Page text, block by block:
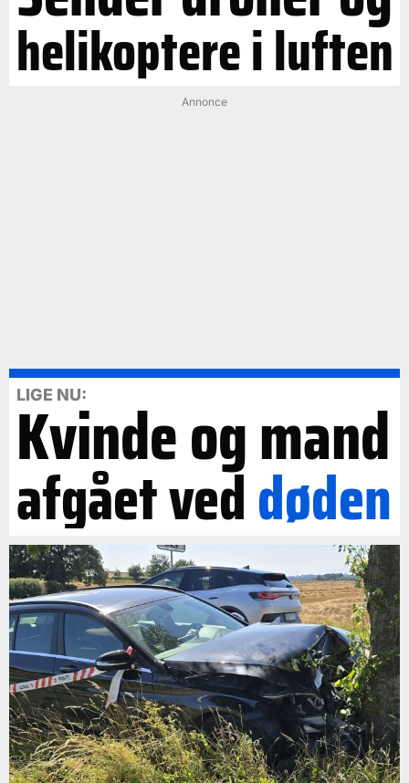
helikoptere i luften
Annonce
LIGE NU:
Kvinde og mand
afgået veddøden